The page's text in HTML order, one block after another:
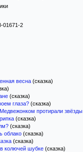
01671-2
весна (сказка)
(сказка)
глаза? (сказка)
протирали звёзды
(сказка)
(сказка)
облако (сказка)
(сказка)
колючей шубке (сказка)